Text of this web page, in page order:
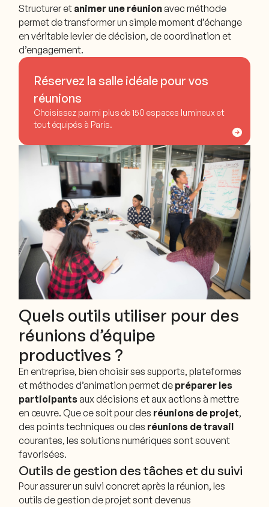
Structurer et animer une réunion avec méthode
permet de transformer un simple moment d’échange
en véritable levier de décision, de coordination et
d’engagement.
Réservez la salle idéale pour vos
réunions
Choisissez parmi plus de 150 espaces lumineux et
tout équipés à Paris.
Quels outils utiliser pour des
réunions d’équipe
productives ?
En entreprise, bien choisir ses supports, plateformes
et méthodes d’animation permet de préparer les
participants aux décisions et aux actions à mettre
en œuvre. Que ce soit pour des réunions de projet,
des points techniques ou des réunions de travail
courantes, les solutions numériques sont souvent
favorisées.
Outils de gestion des tâches et du suivi
Pour assurer un suivi concret après la réunion, les
outils de gestion de projet sont devenus